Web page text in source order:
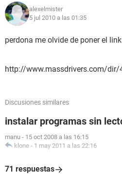
alexelmister
5 jul 2010 a las 01:35
perdona me olvide de poner el
http://www.massdrivers.com/dir/
Discusiones similares
instalar programas sin
manu - 15 oct 2008 a las 16:15
klone - 1 may 2011 a las 22:16
71 respuestas